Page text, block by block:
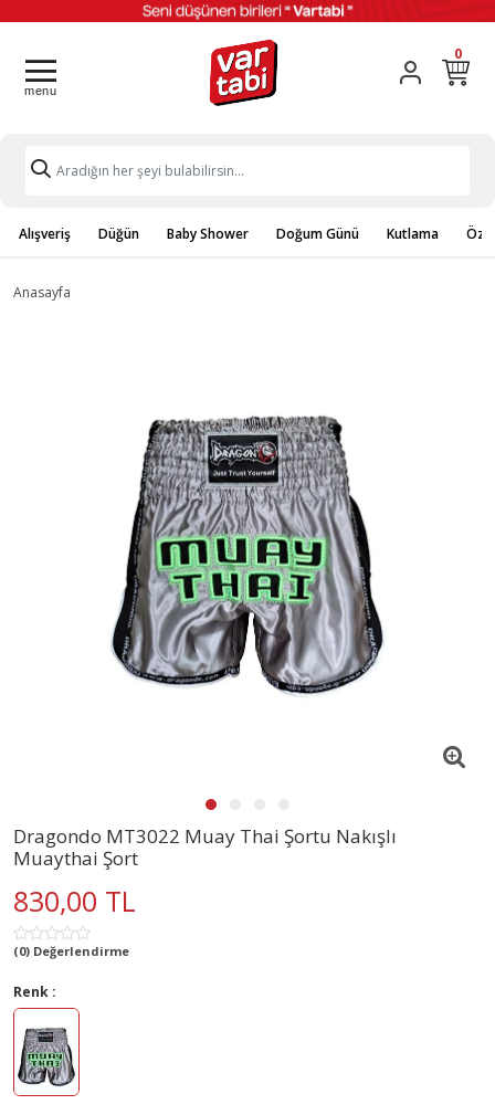
0
Alışveriş Düğün Baby Shower Doğum Günü Kutlama
Anasayfa
Dragondo MT3022 Muay Thai Şortu Nakışlı
Muaythai Şort
830,00 TL
(0) Değerlendirme
Renk :